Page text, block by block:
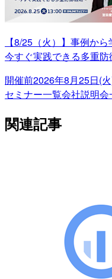
【8/25（火）】事例か
今すぐ実践できる多重防
開催前2026年8月25日(
セミナー一覧会社説明会
関連記事